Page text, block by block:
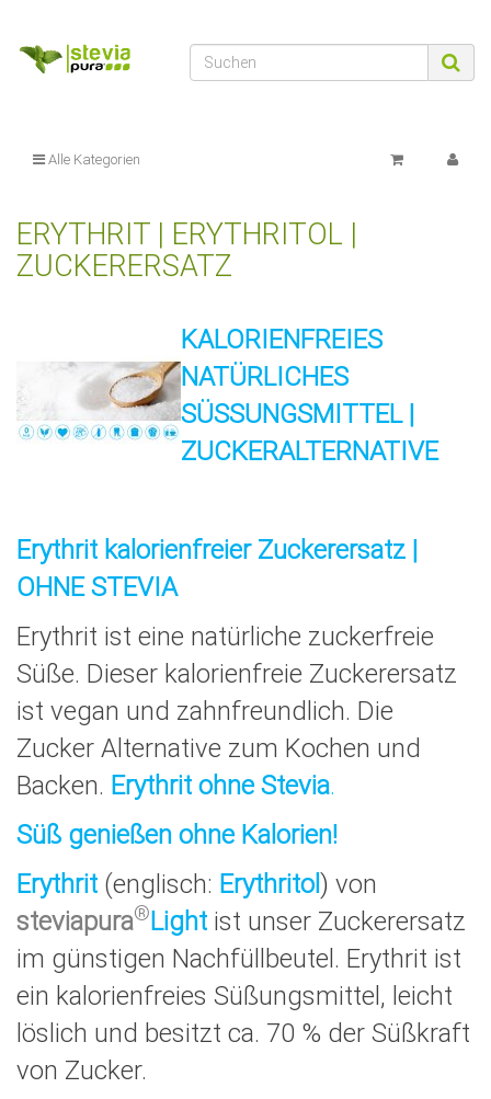
Alle Kategorien
ERYTHRIT | ERYTHRITOL |
ZUCKERERSATZ
KALORIENFREIES
NATÜRLICHES
SÜSSUNGSMITTEL |
ZUCKERALTERNATIVE
Erythrit kalorienfreier Zuckerersatz |
OHNE STEVIA
Erythrit ist eine natürliche zuckerfreie
Süße. Dieser kalorienfreie Zuckerersatz
ist vegan und zahnfreundlich. Die
Zucker Alternative zum Kochen und
Backen. Erythrit ohne Stevia.
Süß genießen ohne Kalorien!
Erythrit (englisch: Erythritol ) von
steviapura® Light ist unser Zuckerersatz
im günstigen Nachfüllbeutel. Erythrit ist
ein kalorienfreies Süßungsmittel, leicht
löslich und besitzt ca. 70 % der Süßkraft
von Zucker.